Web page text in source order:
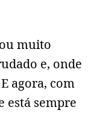
muito
e, onde
agora, com
está sempre